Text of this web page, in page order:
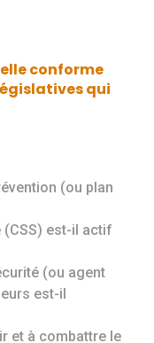
conforme
qui
(ou plan
(CSS) est-il actif
(ou agent
est-il
et à combattre le